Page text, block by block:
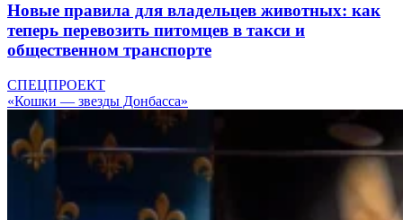
Новые правила для владельцев животных: как
теперь перевозить питомцев в такси и
общественном транспорте
СПЕЦПРОЕКТ
«Кошки — звезды Донбасса»